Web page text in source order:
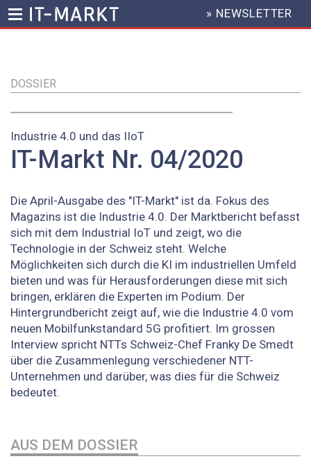
Inhalt
HEADER
MENU
» NEWSLETTER
DOSSIER
Industrie 4.0 und das IIoT
IT-Markt Nr. 04/2020
Die April-Ausgabe des "IT-Markt" ist da. Fokus des
Magazins ist die Industrie 4.0. Der Marktbericht befasst
sich mit dem Industrial IoT und zeigt, wo die
Technologie in der Schweiz steht. Welche
Möglichkeiten sich durch die KI im industriellen Umfeld
bieten und was für Herausforderungen diese mit sich
bringen, erklären die Experten im Podium. Der
Hintergrundbericht zeigt auf, wie die Industrie 4.0 vom
neuen Mobilfunkstandard 5G profitiert. Im grossen
Interview spricht NTTs Schweiz-Chef Franky De Smedt
über die Zusammenlegung verschiedener NTT-
Unternehmen und darüber, was dies für die Schweiz
bedeutet.
AUS DEM DOSSIER